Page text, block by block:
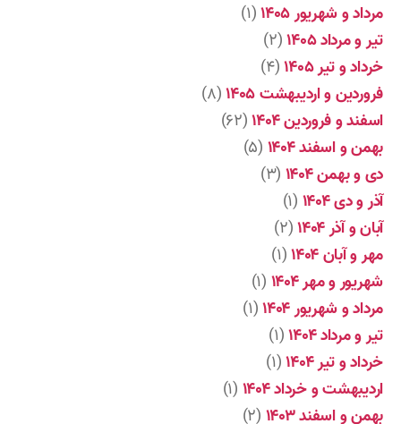
مرداد و شهریور ۱۴۰۵
(۱)
تیر و مرداد ۱۴۰۵
(۲)
خرداد و تیر ۱۴۰۵
(۴)
فروردین و اردیبهشت ۱۴۰۵
(۸)
اسفند و فروردین ۱۴۰۴
(۶۲)
بهمن و اسفند ۱۴۰۴
(۵)
دی و بهمن ۱۴۰۴
(۳)
آذر و دی ۱۴۰۴
(۱)
آبان و آذر ۱۴۰۴
(۲)
مهر و آبان ۱۴۰۴
(۱)
شهریور و مهر ۱۴۰۴
(۱)
مرداد و شهریور ۱۴۰۴
(۱)
تیر و مرداد ۱۴۰۴
(۱)
خرداد و تیر ۱۴۰۴
(۱)
اردیبهشت و خرداد ۱۴۰۴
(۱)
بهمن و اسفند ۱۴۰۳
(۲)